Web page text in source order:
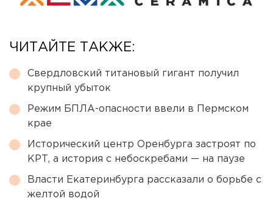
ЧИТАЙТЕ ТАКЖЕ:
Свердловский титановый гигант получил
крупный убыток
Режим БПЛА-опасности ввели в Пермском
крае
Исторический центр Оренбурга застроят по
КРТ, а история с небоскребами — на паузе
Власти Екатеринбурга рассказали о борьбе с
желтой водой